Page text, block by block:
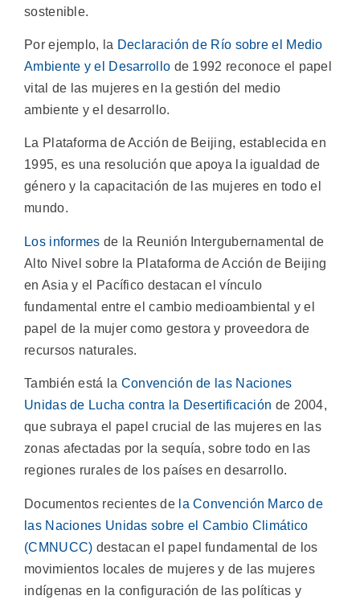
sostenible.
Por ejemplo, la Declaración de Río sobre el Medio
Ambiente y el Desarrollo de 1992 reconoce el papel
vital de las mujeres en la gestión del medio
ambiente y el desarrollo.
La Plataforma de Acción de Beijing, establecida en
1995, es una resolución que apoya la igualdad de
género y la capacitación de las mujeres en todo el
mundo.
Los informes de la Reunión Intergubernamental de
Alto Nivel sobre la Plataforma de Acción de Beijing
en Asia y el Pacífico destacan el vínculo
fundamental entre el cambio medioambiental y el
papel de la mujer como gestora y proveedora de
recursos naturales.
También está la Convención de las Naciones
Unidas de Lucha contra la Desertificación de 2004,
que subraya el papel crucial de las mujeres en las
zonas afectadas por la sequía, sobre todo en las
regiones rurales de los países en desarrollo.
Documentos recientes de la Convención Marco de
las Naciones Unidas sobre el Cambio Climático
(CMNUCC) destacan el papel fundamental de los
movimientos locales de mujeres y de las mujeres
indígenas en la configuración de las políticas y